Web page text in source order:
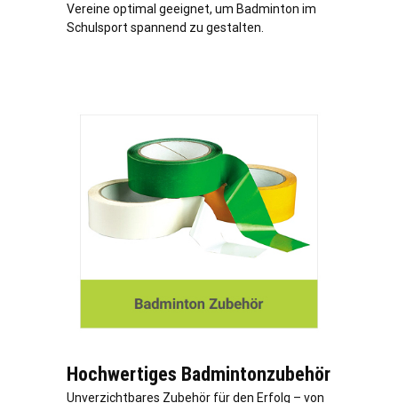
Vereine optimal geeignet, um Badminton im
Schulsport spannend zu gestalten.
Hochwertiges Badmintonzubehör
Unverzichtbares Zubehör für den Erfolg – von